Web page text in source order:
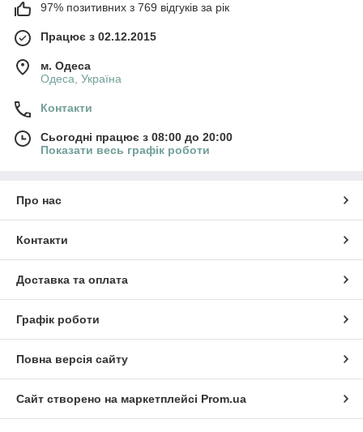
97% позитивних з 769 відгуків за рік
Працює з 02.12.2015
м. Одеса
Одеса, Україна
Контакти
Сьогодні працює з 08:00 до 20:00
Показати весь графік роботи
Про нас
Контакти
Доставка та оплата
Графік роботи
Повна версія сайту
Сайт створено на маркетплейсі Prom.ua